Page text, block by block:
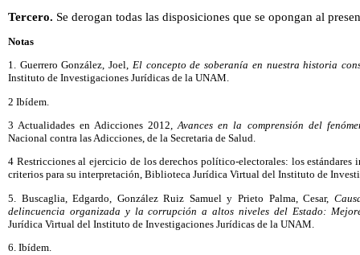
Tercero. Se derogan todas las disposiciones que se opongan al
Notas
1. Guerrero González, Joel, El concepto de soberanía en nuestra historia
Instituto de Investigaciones Jurídicas de la UNAM.
2 Ibídem.
3 Actualidades en Adicciones 2012,Avances en la comprensión del
Nacional contra las Adicciones, de la Secretaria de Salud.
4 Restricciones al ejercicio de los derechos político-electorales: los estándares
criterios para su interpretación, Biblioteca Jurídica Virtual del Instituto de
5. Buscaglia, Edgardo, González Ruiz Samuel y Prieto Palma, Cesar,
delincuencia organizada y la corrupción a altos niveles del Estado:
Jurídica Virtual del Instituto de Investigaciones Jurídicas de la UNAM.
6. Ibídem.